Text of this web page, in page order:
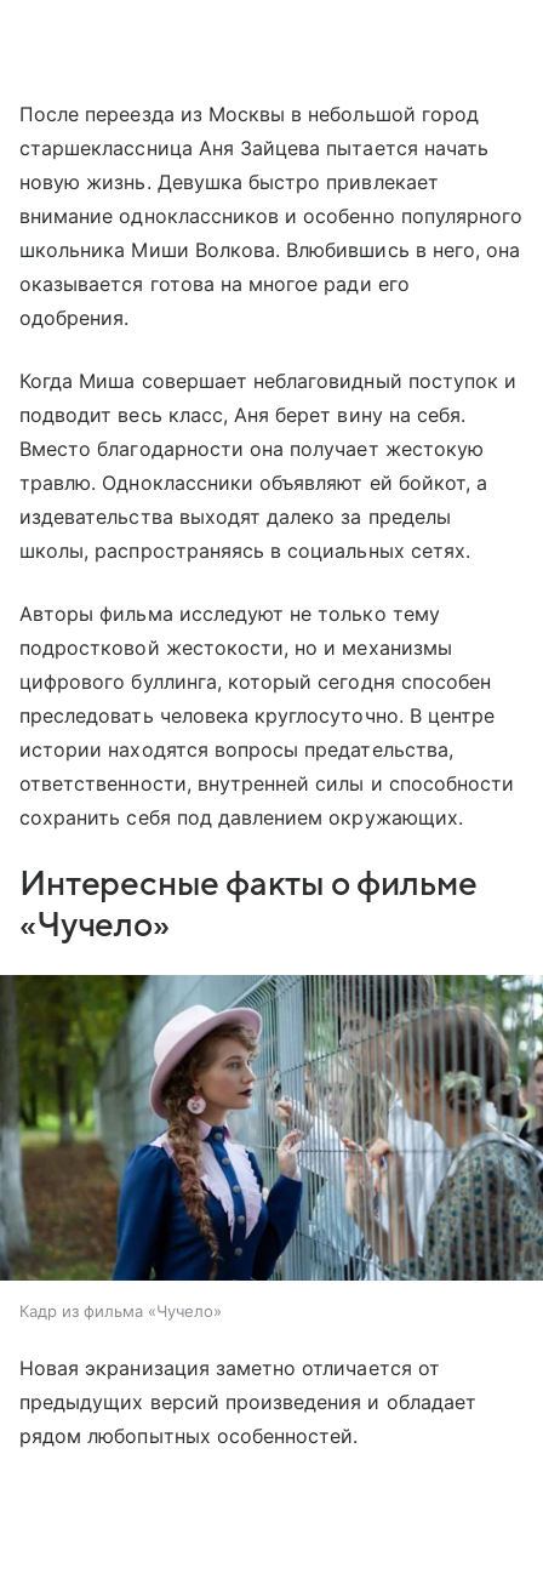
После переезда из Москвы в небольшой город
старшеклассница Аня Зайцева пытается начать
новую жизнь. Девушка быстро привлекает
внимание одноклассников и особенно популярного
школьника Миши Волкова. Влюбившись в него, она
оказывается готова на многое ради его
одобрения.
Когда Миша совершает неблаговидный поступок и
подводит весь класс, Аня берет вину на себя.
Вместо благодарности она получает жестокую
травлю. Одноклассники объявляют ей бойкот, а
издевательства выходят далеко за пределы
школы, распространяясь в социальных сетях.
Авторы фильма исследуют не только тему
подростковой жестокости, но и механизмы
цифрового буллинга, который сегодня способен
преследовать человека круглосуточно. В центре
истории находятся вопросы предательства,
ответственности, внутренней силы и способности
сохранить себя под давлением окружающих.
Интересные факты о фильме
«Чучело»
Кадр из фильма «Чучело»
Новая экранизация заметно отличается от
предыдущих версий произведения и обладает
рядом любопытных особенностей.